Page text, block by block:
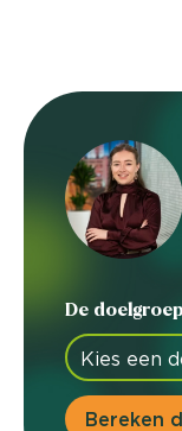
De
Bereken